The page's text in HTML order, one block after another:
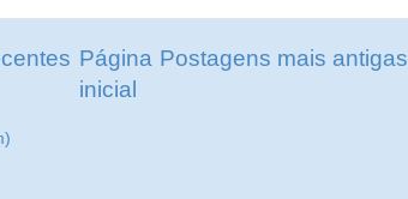
Postagens mais antigas
Página
inicial